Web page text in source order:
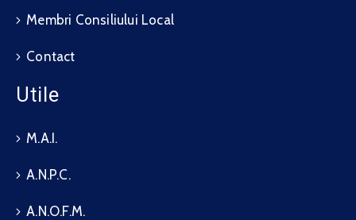
Membri Consiliului Local
Contact
Utile
M.A.I.
A.N.P.C.
A.N.O.F.M.